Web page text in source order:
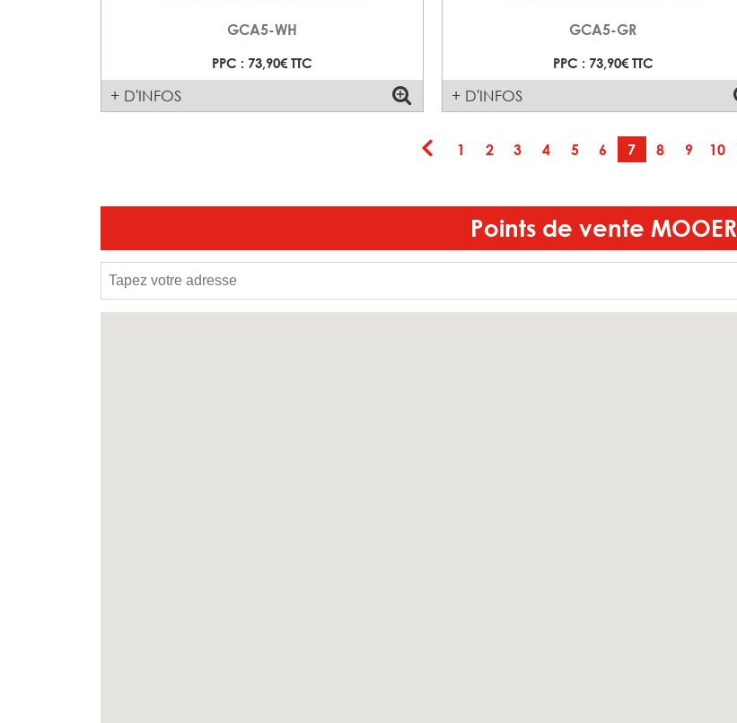
GCA5-WH
PPC : 73,90€ TTC
+ D'INFOS
GCA5-GR
PPC : 73,90€ TTC
+ D'INFOS
1 2 3 4 5 6 7 8 9 10
Points de vente MOOER